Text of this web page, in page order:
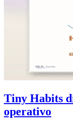
Tiny Habits
operativo